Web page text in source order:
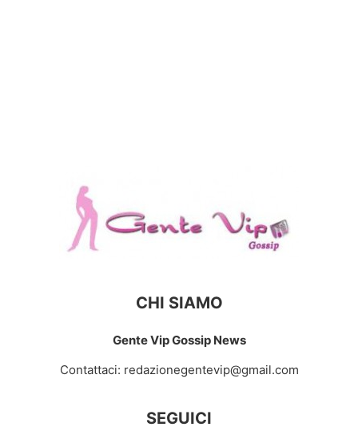
CHI SIAMO
Gente Vip Gossip News
Contattaci: redazionegentevip@gmail.com
SEGUICI